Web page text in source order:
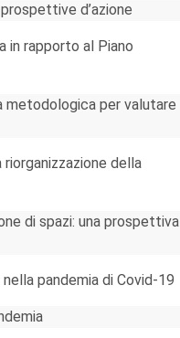
d’azione
in rapporto al Piano
metodologica per valutare
della
di spazi: una prospettiva
pandemia di Covid-19